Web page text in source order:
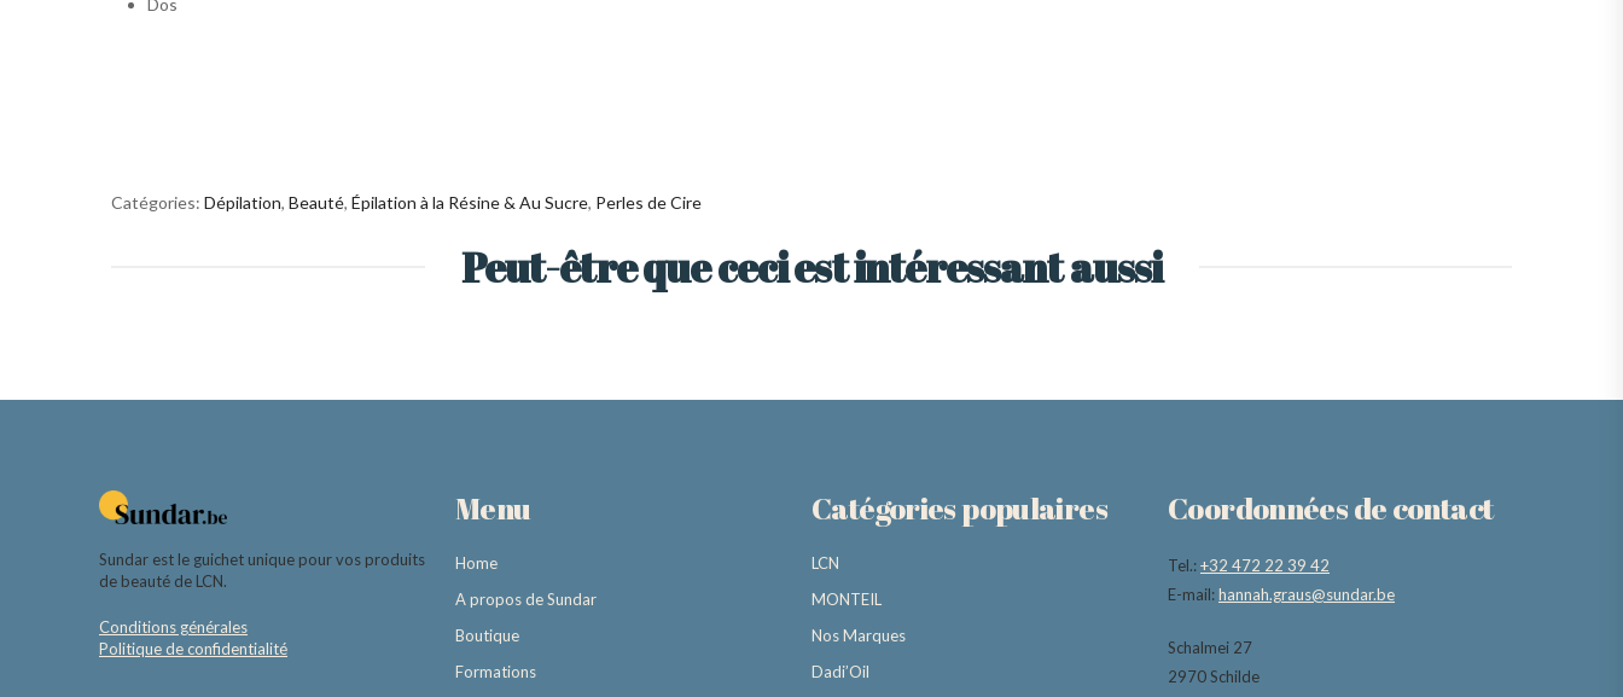
Dos
Catégories: Dépilation, Beauté, Épilation à la Résine & Au Sucre, Perles de Cire
Peut-être que ceci est intéressant aussi
Sundar est le guichet unique pour vos produits
de beauté de LCN.
Conditions générales
Politique de confidentialité
Menu
Home
A propos de Sundar
Boutique
Formations
Catégories populaires
LCN
MONTEIL
Nos Marques
Dadi’Oil
Coordonnées de contact
Tel.:+32 472 22 39 42
E-mail:hannah.graus@sundar.be
Schalmei 27
2970 Schilde